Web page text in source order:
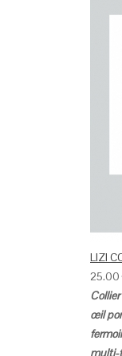
LIZI
25.00
œil
multi-